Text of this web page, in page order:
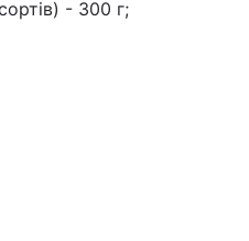
- 300 г;